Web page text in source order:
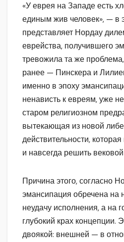
«У еврея на Западе есть
единым жив человек», — в
представляет Нордау
еврейства, получившего
тревожила та же
ранее — Пинскера и
именно в эпоху
ненависть к евреям, уже
старом религиозном
вытекающая из новой
действительности,
и навсегда решить
Причина этого, согласно
эмансипация обречена на
неудачу исполнения, а на
глубокий крах концепции.
двоякой: внешней — в